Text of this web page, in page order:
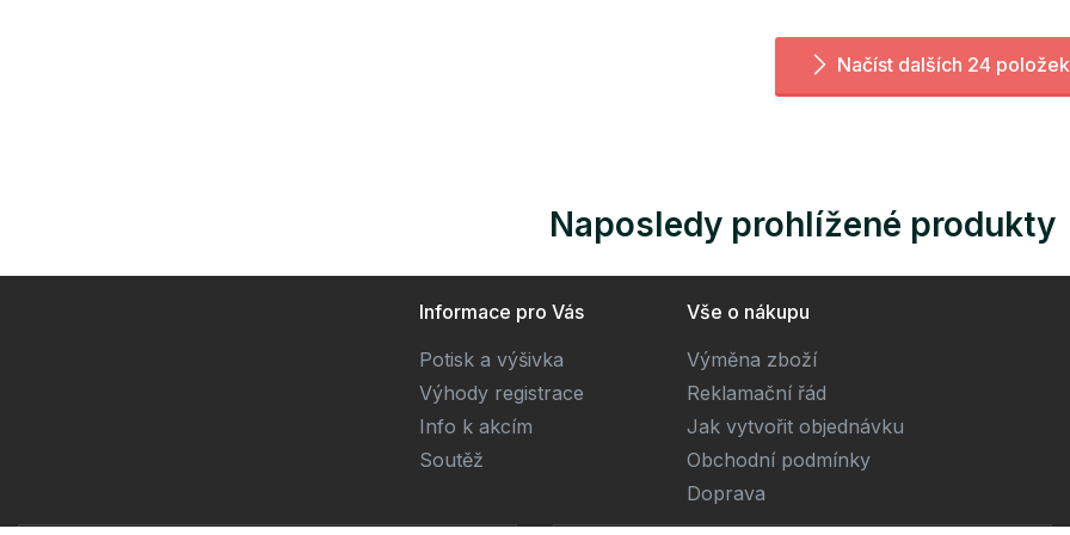
Načíst dalších 24 položek
Naposledy prohlížené produkty
Informace pro Vás
Potisk a výšivka
Výhody registrace
Info k akcím
Soutěž
Vše o nákupu
Výměna zboží
Reklamační řád
Jak vytvořit objednávku
Obchodní podmínky
Doprava